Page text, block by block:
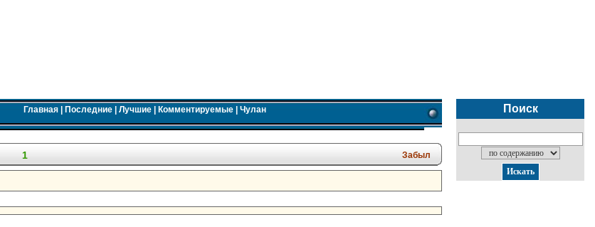
Главная| Последние| Лучшие| Комментируемые| Чулан
1 Забыл
Поиск